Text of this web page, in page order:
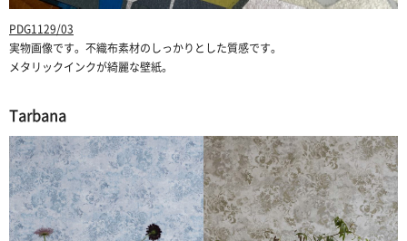
PDG1129/03
実物画像です。不織布素材のしっかりとした質感です。
メタリックインクが綺麗な壁紙。
Tarbana